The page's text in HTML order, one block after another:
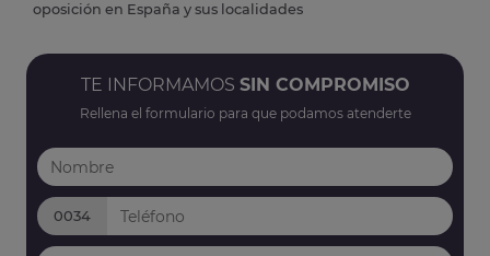
oposición en España y sus localidades
TE INFORMAMOS SIN COMPROMISO
Rellena el formulario para que podamos atenderte
0034